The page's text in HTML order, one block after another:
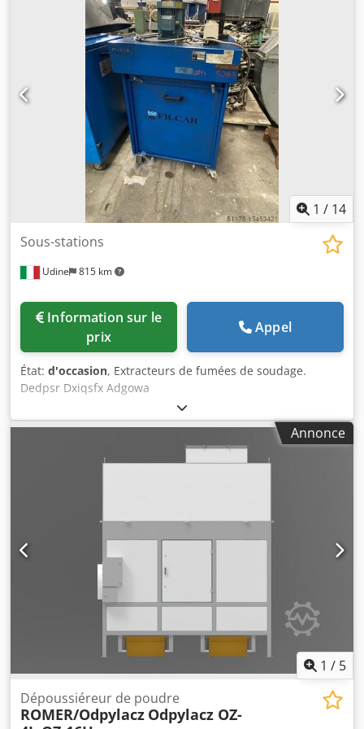
derrière la machine. Débit d’aspiration de 1 000 à 4 000
m³/h. (suffisant également pour les machines d’usinage, de
fraisage, de ponçage ou les centres d’usinage à commande
numérique, etc., avec un volume d’espace de travail
encapsulé d’environ 30 m³).
1 / 14
Udine 815 km
Sous-stations
prix
Appel
État: d'occasion, Extracteurs de fumées de soudage.
Dedpsr Dxiqsfx Adgowa
Annonce
1 / 5
Dépoussiéreur de poudre
ROMER/Odpylacz Odpylacz OZ-